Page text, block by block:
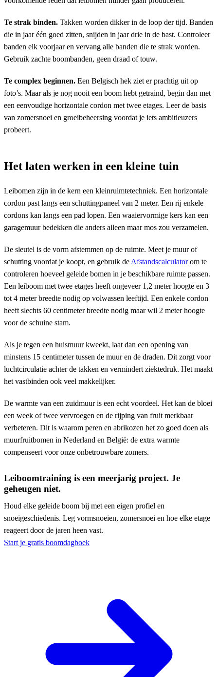
Te strak binden. Takken worden dikker in de loop der tijd. Banden
die in jaar één goed zitten, snijden in jaar drie in de bast. Controleer
banden elk voorjaar en vervang alle banden die te strak worden.
Gebruik zachte boombanden, geen draad of touw.
Te complex beginnen. Een Belgisch hek ziet er prachtig uit op
foto’s. Maar als je nog nooit een boom hebt getraind, begin dan met
een eenvoudige horizontale cordon met twee etages. Leer de basis
van zomersnoei en groeibeheersing voordat je iets ambitieuzers
probeert.
Het laten werken in een kleine tuin
Leibomen zijn in de kern een kleinruimtetechniek. Een horizontale
cordon past langs een schuttingpaneel van 2 meter. Een rij enkele
cordons kan langs een pad lopen. Een waaiervormige kers kan een
garagemuur bedekken die anders alleen maar mos zou verzamelen.
De sleutel is de vorm afstemmen op de ruimte. Meet je muur of
schutting voordat je koopt, en gebruik de Afstandscalculatorom te
controleren hoeveel geleide bomen in je beschikbare ruimte passen.
Een leiboom met twee etages heeft ongeveer 1,2 meter hoogte en 3
tot 4 meter breedte nodig op volwassen leeftijd. Een enkele cordon
heeft slechts 60 centimeter breedte nodig maar wil 2 meter hoogte
voor de schuine stam.
Als je tegen een huismuur kweekt, laat dan een opening van
minstens 15 centimeter tussen de muur en de draden. Dit zorgt voor
luchtcirculatie achter de takken en vermindert ziektedruk. Het maakt
het vastbinden ook veel makkelijker.
De warmte van een zuidmuur is een echt voordeel. Het kan de bloei
een week of twee vervroegen en de rijping van fruit merkbaar
verbeteren. Dit is waarom peren en abrikozen het zo goed doen als
muurfruitbomen in Nederland en België: de extra warmte
compenseert voor onze onbetrouwbare zomers.
Leiboomtraining is een meerjarig project. Je
geheugen niet.
Houd elke geleide boom bij met een eigen profiel en
snoeigeschiedenis. Leg vormsnoeien, zomersnoei en hoe elke etage
reageert door de jaren heen vast.
Start je gratis boomdagboek